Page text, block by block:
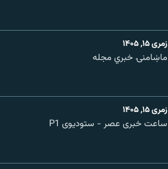
زمری ۱۵, ۱۴۰۵
ماښامنۍ خبري مجله
زمری ۱۵, ۱۴۰۵
ساعت خبری عصر - ستودیوی P1